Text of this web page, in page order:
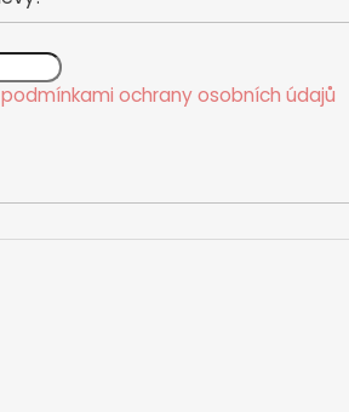
podmínkami ochrany osobních údajů